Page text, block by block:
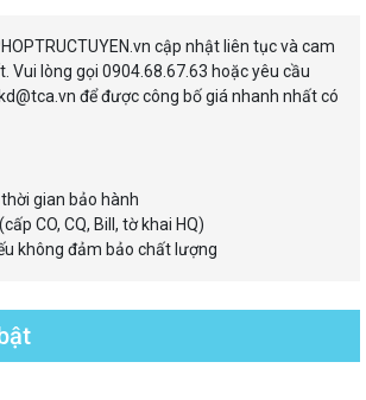
cập nhật liên tục và cam
Vui lòng gọi 0904.68.67.63 hoặc yêu cầu
để được công bố giá nhanh nhất có
gian bảo hành
CO, CQ, Bill, tờ khai HQ)
không đảm bảo chất lượng